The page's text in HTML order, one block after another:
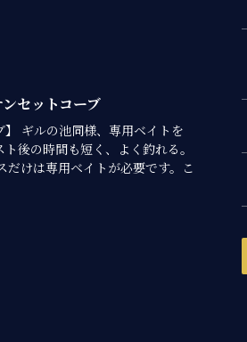
セットコーブ
ギルの池同様、専用ベイトを
後の時間も短く、よく釣れる。
だけは専用ベイトが必要です。こ